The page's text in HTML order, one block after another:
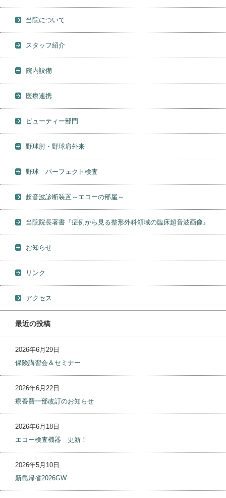
当院について
スタッフ紹介
院内設備
医療連携
ビューティー部門
野球肘・野球肩外来
野球 パーフェクト検査
超音波診断装置～エコーの部屋～
当院院長著書『症例から見る整形外科領域の臨床超音波画像』
お知らせ
リンク
アクセス
最近の投稿
2026年6月29日
保険講習会＆セミナー
2026年6月22日
療養費一部改訂のお知らせ
2026年6月18日
エコー検査機器 更新！
2026年5月10日
新島帰省2026GW